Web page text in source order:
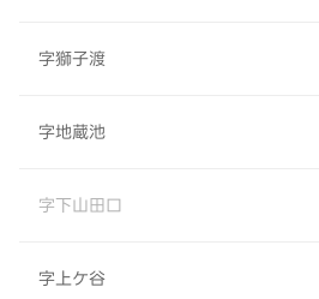
字獅子渡
字地蔵池
字下山田口
字上ケ谷